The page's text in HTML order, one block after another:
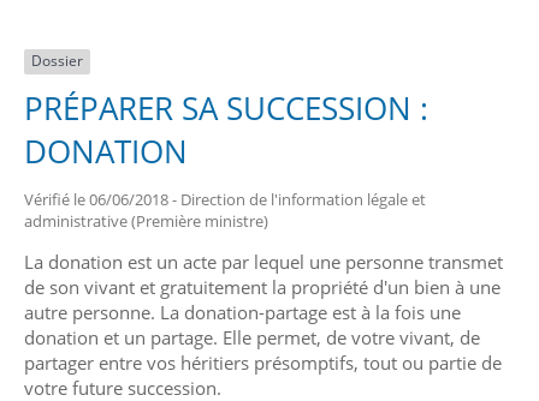
Dossier
PRÉPARER SA SUCCESSION :
DONATION
Vérifié le 06/06/2018 - Direction de l'information légale et
administrative (Première ministre)
La donation est un acte par lequel une personne transmet
de son vivant et gratuitement la propriété d'un bien à une
autre personne. La donation-partage est à la fois une
donation et un partage. Elle permet, de votre vivant, de
partager entre vos héritiers présomptifs, tout ou partie de
votre future succession.